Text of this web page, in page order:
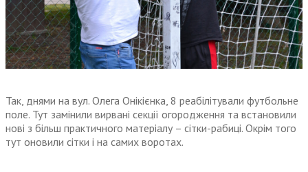
Так, днями на вул. Олега Онікієнка, 8 реабілітували футбольне
поле. Тут замінили вирвані секції огородження та встановили
нові з більш практичного матеріалу – сітки-рабиці. Окрім того
тут оновили сітки і на самих воротах.